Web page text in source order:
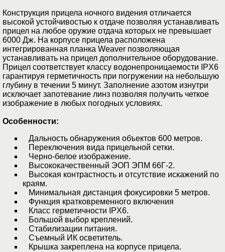
Конструкция прицела ночного видения отличается
высокой устойчивостью к отдаче позволяя устанавливать
прицел на любое оружие отдача которых не превышает
6000 Дж. На корпусе прицела расположена
интегрированная планка Weaver позволяющая
устанавливать на прицел дополнительное оборудование.
Прицел соответствует классу водонепроницаемости IPX6
гарантируя герметичность при погружении на небольшую
глубину в течении 5 минут. Заполнение азотом изнутри
исключает запотевание линз позволяя получить четкое
изображение в любых погодных условиях.
Особенности:
Дальность обнаружения объектов 600 метров.
Переключения вида прицельной сетки.
Черно-белое изображение.
Высококачественный ЭОП ЭПМ 66Г-2.
Высокая контрастность и отсутствие искажений по
краям.
Минимальная дистанция фокусировки 5 метров.
Функция кратковременного включения
Класс герметичности IPX6.
Большой выбор креплений.
Стабилизации питания.
Съемный ИК осветитель.
Крышка закреплена на корпусе прицела.